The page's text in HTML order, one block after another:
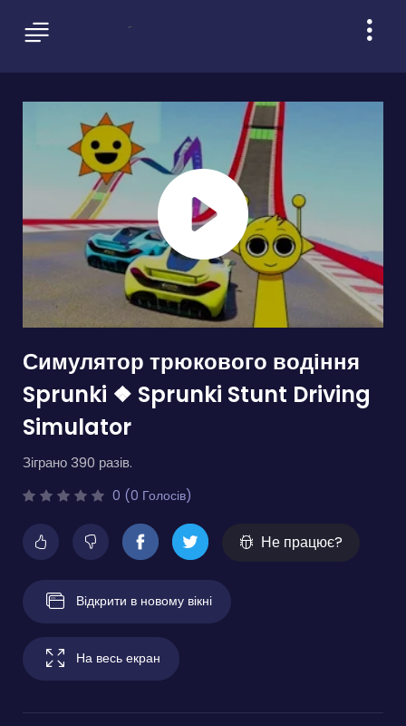
Симулятор трюкового водіння
Sprunki ❖ Sprunki Stunt Driving
Simulator
Зіграно 390 разів.
0 (0 Голосів)
Не працює?
Відкрити в новому вікні
На весь екран